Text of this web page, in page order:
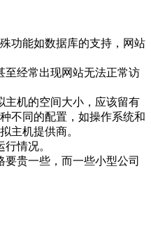
功能如数据库的支持，网站
至经常出现网站无法正常访
主机的空间大小，应该留有
不同的配置，如操作系统和
主机提供商。
情况。
贵一些，而一些小型公司